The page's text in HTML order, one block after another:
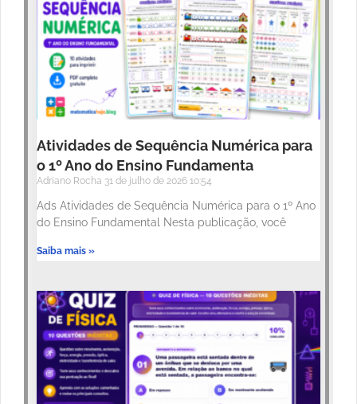
Atividades de Sequência Numérica para
o 1º Ano do Ensino Fundamenta
Adriano Rocha 31 de julho de 2026 10:54
Ads Atividades de Sequência Numérica para o 1º Ano
do Ensino Fundamental Nesta publicação, você
Saiba mais »